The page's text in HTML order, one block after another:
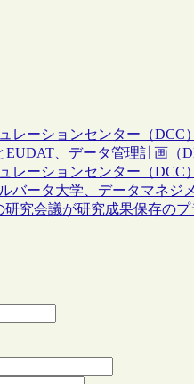
レーションセンター（DCC
EUDAT、データ管理計画（
レーションセンター（DCC
バータ大学、データマネジ
究会議が研究成果保存のプ